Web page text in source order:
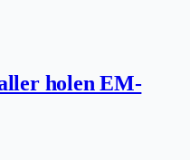
holen EM-